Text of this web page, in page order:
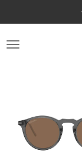
direct
naar